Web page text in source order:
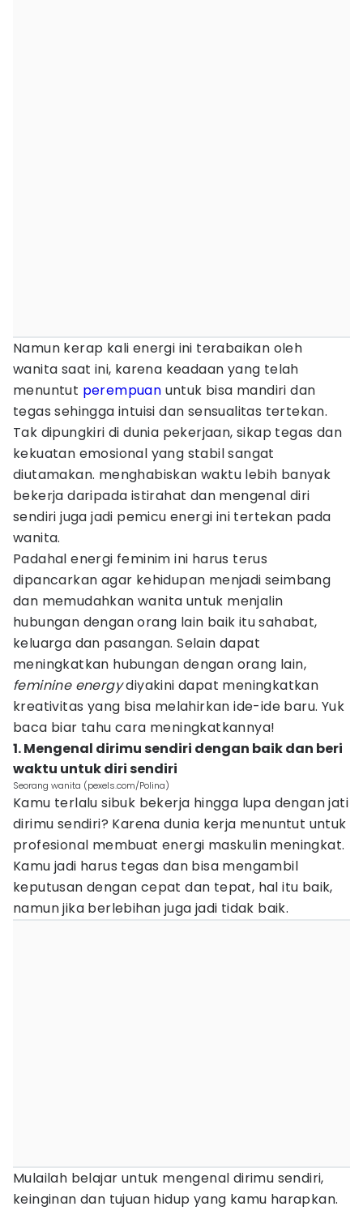
Namun kerap kali energi ini terabaikan oleh
wanita saat ini, karena keadaan yang telah
menuntut perempuan untuk bisa mandiri dan
tegas sehingga intuisi dan sensualitas tertekan.
Tak dipungkiri di dunia pekerjaan, sikap tegas dan
kekuatan emosional yang stabil sangat
diutamakan. menghabiskan waktu lebih banyak
bekerja daripada istirahat dan mengenal diri
sendiri juga jadi pemicu energi ini tertekan pada
wanita.
Padahal energi feminim ini harus terus
dipancarkan agar kehidupan menjadi seimbang
dan memudahkan wanita untuk menjalin
hubungan dengan orang lain baik itu sahabat,
keluarga dan pasangan. Selain dapat
meningkatkan hubungan dengan orang lain,
feminine energydiyakini dapat meningkatkan
kreativitas yang bisa melahirkan ide-ide baru. Yuk
baca biar tahu cara meningkatkannya!
1. Mengenal dirimu sendiri dengan baik dan beri
waktu untuk diri sendiri
Seorang wanita (pexels.com/Polina)
Kamu terlalu sibuk bekerja hingga lupa dengan jati
dirimu sendiri? Karena dunia kerja menuntut untuk
profesional membuat energi maskulin meningkat.
Kamu jadi harus tegas dan bisa mengambil
keputusan dengan cepat dan tepat, hal itu baik,
namun jika berlebihan juga jadi tidak baik.
Mulailah belajar untuk mengenal dirimu sendiri,
keinginan dan tujuan hidup yang kamu harapkan.